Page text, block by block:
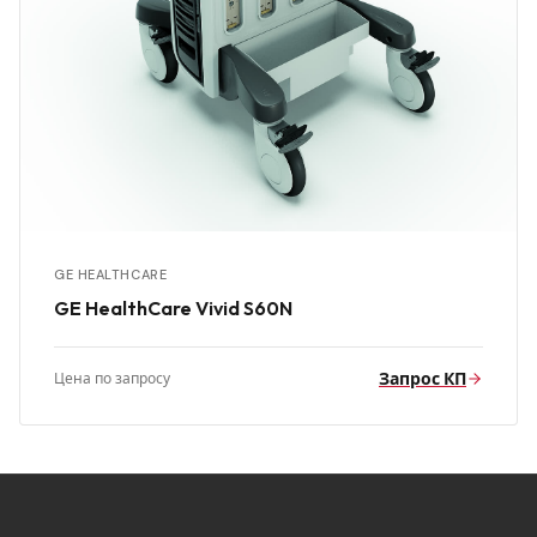
GE HEALTHCARE
GE HealthCare Vivid S60N
Цена по запросу Запрос КП